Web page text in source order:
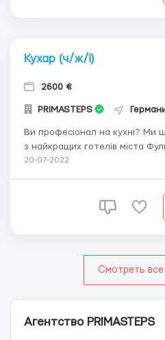
Кухар (ч/ж/і)
2600 €
PRIMASTEPS
Ви професіонал на кухні? Ми
з найкращих готелів міста
Франкфурта на Майні). Висока заробітна плата: від
20-07-2022
Смотреть все
Агентство PRIMASTEPS